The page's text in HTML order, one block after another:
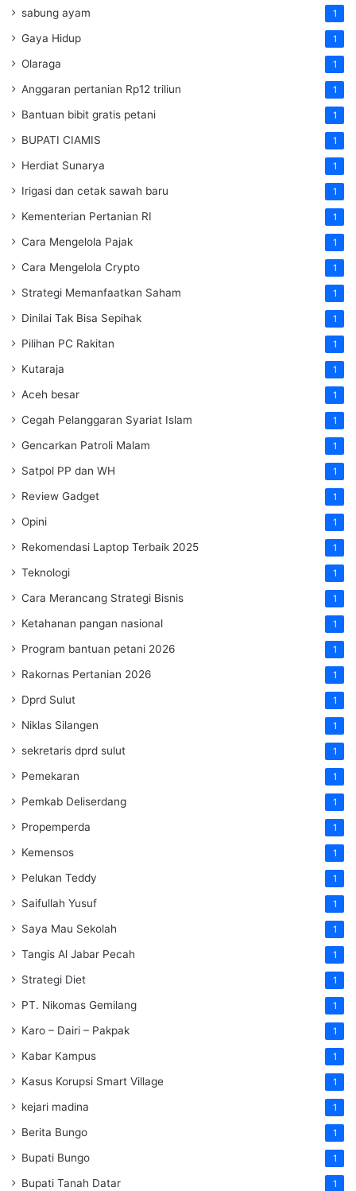
sabung ayam 1
Gaya Hidup 1
Olaraga 1
Anggaran pertanian Rp12 triliun 1
Bantuan bibit gratis petani 1
BUPATI CIAMIS 1
Herdiat Sunarya 1
Irigasi dan cetak sawah baru 1
Kementerian Pertanian RI 1
Cara Mengelola Pajak 1
Cara Mengelola Crypto 1
Strategi Memanfaatkan Saham 1
Dinilai Tak Bisa Sepihak 1
Pilihan PC Rakitan 1
Kutaraja 1
Aceh besar 1
Cegah Pelanggaran Syariat Islam 1
Gencarkan Patroli Malam 1
Satpol PP dan WH 1
Review Gadget 1
Opini 1
Rekomendasi Laptop Terbaik 2025 1
Teknologi 1
Cara Merancang Strategi Bisnis 1
Ketahanan pangan nasional 1
Program bantuan petani 2026 1
Rakornas Pertanian 2026 1
Dprd Sulut 1
Niklas Silangen 1
sekretaris dprd sulut 1
Pemekaran 1
Pemkab Deliserdang 1
Propemperda 1
Kemensos 1
Pelukan Teddy 1
Saifullah Yusuf 1
Saya Mau Sekolah 1
Tangis Al Jabar Pecah 1
Strategi Diet 1
PT. Nikomas Gemilang 1
Karo – Dairi – Pakpak 1
Kabar Kampus 1
Kasus Korupsi Smart Village 1
kejari madina 1
Berita Bungo 1
Bupati Bungo 1
Bupati Tanah Datar 1